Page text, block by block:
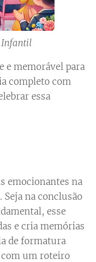
Infantil
e memorável para
completo com
essa
emocionantes na
na conclusão
esse
e cria memórias
de formatura
com um roteiro